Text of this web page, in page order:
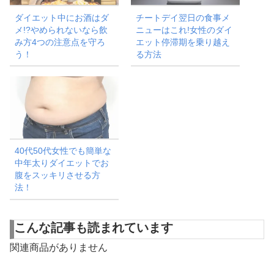
ダイエット中にお酒はダ
メ!?やめられないなら飲
み方4つの注意点を守ろ
う！
チートデイ翌日の食事メ
ニューはこれ!女性のダイ
エット停滞期を乗り越え
る方法
40代50代女性でも簡単な
中年太りダイエットでお
腹をスッキリさせる方
法！
こんな記事も読まれています
関連商品がありません